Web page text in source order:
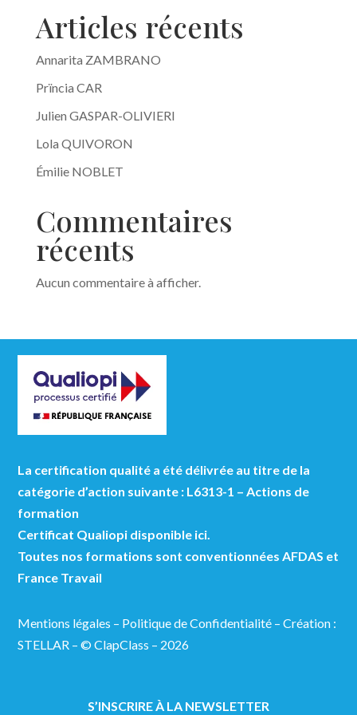
Articles récents
Annarita ZAMBRANO
Prïncia CAR
Julien GASPAR-OLIVIERI
Lola QUIVORON
Émilie NOBLET
Commentaires
récents
Aucun commentaire à afficher.
La certification qualité a été délivrée au titre de la
catégorie d’action suivante : L6313-1 – Actions de
formation
Certificat Qualiopi disponible ici.
Toutes nos formations sont conventionnées AFDAS et
France Travail
Mentions légales – Politique de Confidentialité –Création :
STELLAR – © ClapClass – 2026
S’INSCRIRE À LA NEWSLETTER